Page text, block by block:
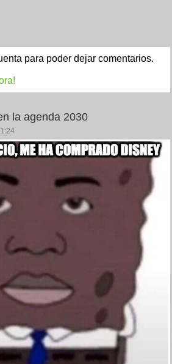
para poder dejar comentarios.
la agenda 2030